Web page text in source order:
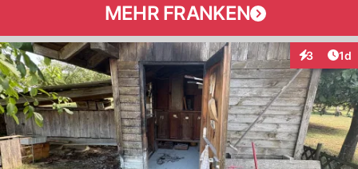
MEHR FRANKEN
3 1d